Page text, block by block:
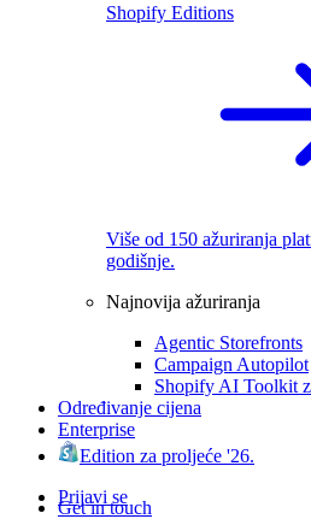
Shopify Editions
Više od 150 ažuriranja
godišnje.
Najnovija ažuriranja
Agentic Storefronts
Campaign Autopilot
Shopify AI Toolkit
Određivanje cijena
Enterprise
Edition za proljeće '26.
Prijavi se
Get in touch